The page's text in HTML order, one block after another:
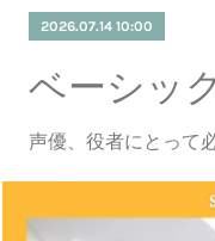
2026.07.14 10:00
声優、役者にとって